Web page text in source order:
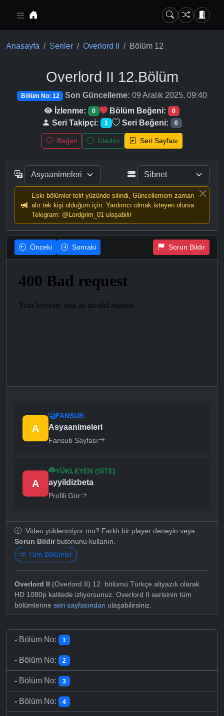
Anasayfa Seriler Overlord II Bölüm 12
Overlord II 12.Bölüm
Bölüm No: 12 Son Güncelleme: 09 Aralık 2025, 09:40
İzlenme:
0 Bölüm Beğeni: 0
Seri Takipçi: 1 Seri Beğeni: 0
Beğen İzledim Seri Sayfası
Eski bölümler telif yüzünde silindi, Güncellemem zaman
alır tek kişi olduğum için. Yardımcı olmak isteyen olursa
Telegram: @Lordgrim_01 ulaşabilir
Önceki Sonraki Sorun Bildir
A
FANSUB
Asyaanimeleri
Fansub Sayfası
A
YÜKLEYEN (SITE)
ayyildizbeta
Profili Gör
Video yüklenmiyor mu? Farklı bir player deneyin veya
Sorun Bildirbutonunu kullanın.
Tüm Bölümler
Overlord II (Overlord II) 12. bölümü Türkçe altyazılı olarak
HD 1080p kalitede izliyorsunuz. Overlord II serisinin tüm
bölümlerine seri sayfasından ulaşabilirsiniz.
- Bölüm No: 1
- Bölüm No: 2
- Bölüm No: 3
- Bölüm No: 4